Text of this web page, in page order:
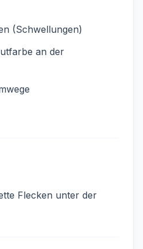
(Schwellungen)
an der
Flecken unter der